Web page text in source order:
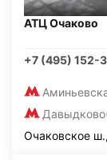
АТЦ Очаково
+7 (495) 152-
Давыдково
Очаковское